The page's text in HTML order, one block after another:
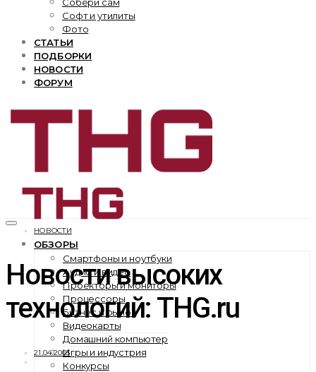
Софт и утилиты
Фото
СТАТЬИ
ПОДБОРКИ
НОВОСТИ
ФОРУМ
ОБЗОРЫ
Смартфоны и ноутбуки
Аудио и видео
Проекторы и мониторы
Процессоры
Бизнес и рынок
Видеокарты
Домашний компьютер
Игры и индустрия
Конкурсы
НОВОСТИ
Новости высоких
технологий: THG.ru
21.04.2003